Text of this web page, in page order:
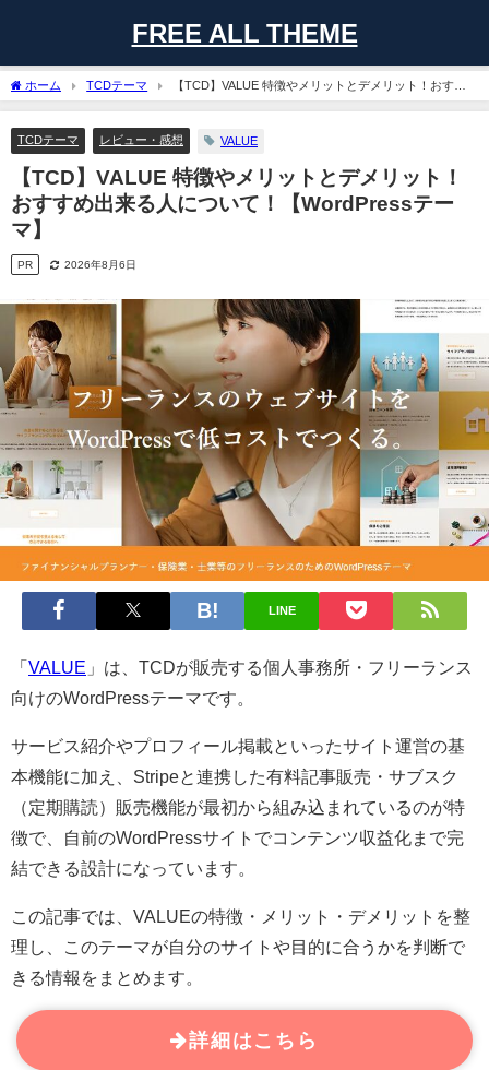
FREE ALL THEME
ホーム TCDテーマ
【TCD】VALUE 特徴やメリットとデメリット！おすす
め出来る人について！【WordPressテーマ】
TCDテーマ レビュー・感想 VALUE
【TCD】VALUE 特徴やメリットとデメリット！
おすすめ出来る人について！【WordPressテー
マ】
PR 2026年8月6日
LINE
「 VALUE 」は、TCDが販売する個人事務所・フリーランス
向けのWordPressテーマです。
サービス紹介やプロフィール掲載といったサイト運営の基
本機能に加え、Stripeと連携した有料記事販売・サブスク
（定期購読）販売機能が最初から組み込まれているのが特
徴で、自前のWordPressサイトでコンテンツ収益化まで完
結できる設計になっています。
この記事では、VALUEの特徴・メリット・デメリットを整
理し、このテーマが自分のサイトや目的に合うかを判断で
きる情報をまとめます。
詳細はこちら